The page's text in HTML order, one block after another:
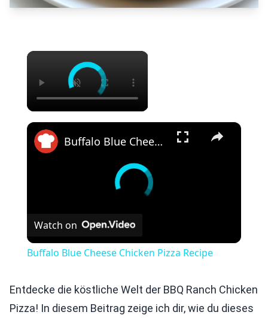
×
×
Buffalo Blue Cheese Chicken Pizza Recipe
Watch on
Buffalo Blue Cheese Chicken Pizza Recipe
Entdecke die köstliche Welt der BBQ Ranch Chicken
Pizza! In diesem Beitrag zeige ich dir, wie du dieses